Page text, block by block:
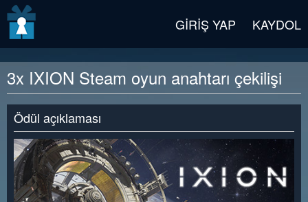
GIRIŞ YAP KAYDOL
3x IXION Steam oyun anahtarı çekilişi
Ödül açıklaması